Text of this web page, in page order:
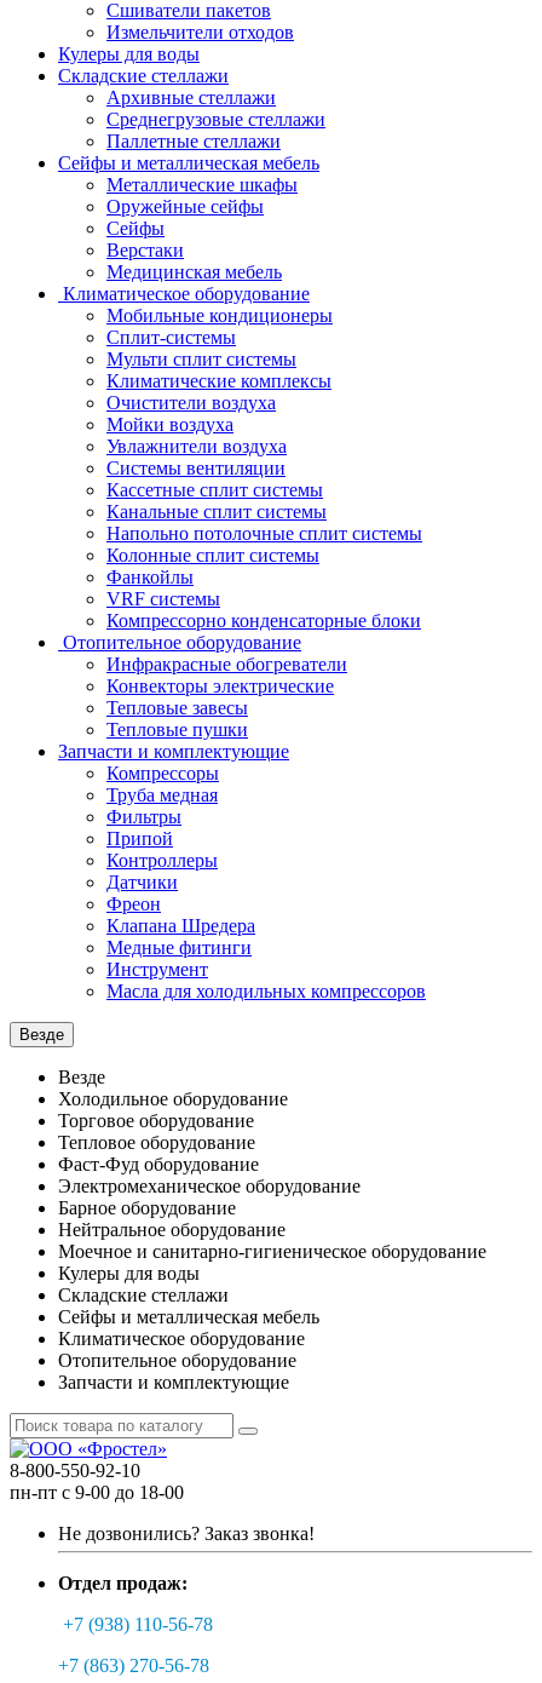
Сшиватели пакетов
Измельчители отходов
Кулеры для воды
Складские стеллажи
Архивные стеллажи
Среднегрузовые стеллажи
Паллетные стеллажи
Сейфы и металлическая мебель
Металлические шкафы
Оружейные сейфы
Сейфы
Верстаки
Медицинская мебель
Климатическое оборудование
Мобильные кондиционеры
Сплит-системы
Мульти сплит системы
Климатические комплексы
Очистители воздуха
Мойки воздуха
Увлажнители воздуха
Системы вентиляции
Кассетные сплит системы
Канальные сплит системы
Напольно потолочные сплит системы
Колонные сплит системы
Фанкойлы
VRF системы
Компрессорно конденсаторные блоки
Отопительное оборудование
Инфракрасные обогреватели
Конвекторы электрические
Тепловые завесы
Тепловые пушки
Запчасти и комплектующие
Компрессоры
Труба медная
Фильтры
Припой
Контроллеры
Датчики
Фреон
Клапана Шредера
Медные фитинги
Инструмент
Масла для холодильных компрессоров
Везде
Везде
Холодильное оборудование
Торговое оборудование
Тепловое оборудование
Фаст-Фуд оборудование
Электромеханическое оборудование
Барное оборудование
Нейтральное оборудование
Моечное и санитарно-гигиеническое оборудование
Кулеры для воды
Складские стеллажи
Сейфы и металлическая мебель
Климатическое оборудование
Отопительное оборудование
Запчасти и комплектующие
8-800-550-92-10
пн-пт с 9-00 до 18-00
Не дозвонились? Заказ звонка!
Отдел продаж:
+7 (938) 110-56-78
+7 (863) 270-56-78